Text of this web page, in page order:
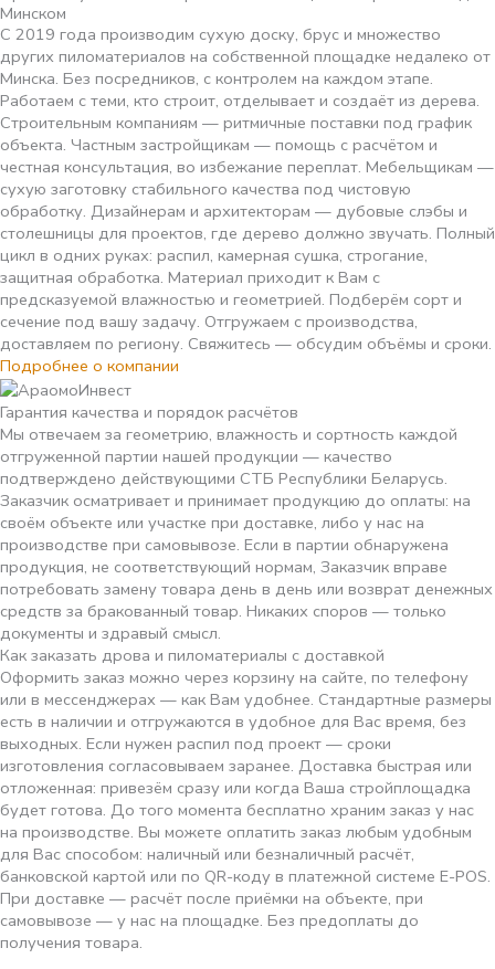
Минском
С 2019 года производим сухую доску, брус и множество
других пиломатериалов на собственной площадке недалеко от
Минска. Без посредников, с контролем на каждом этапе.
Работаем с теми, кто строит, отделывает и создаёт из дерева.
Строительным компаниям — ритмичные поставки под график
объекта. Частным застройщикам — помощь с расчётом и
честная консультация, во избежание переплат. Мебельщикам —
сухую заготовку стабильного качества под чистовую
обработку. Дизайнерам и архитекторам — дубовые слэбы и
столешницы для проектов, где дерево должно звучать. Полный
цикл в одних руках: распил, камерная сушка, строгание,
защитная обработка. Материал приходит к Вам с
предсказуемой влажностью и геометрией. Подберём сорт и
сечение под вашу задачу. Отгружаем с производства,
доставляем по региону. Свяжитесь — обсудим объёмы и сроки.
Подробнее о компании
Гарантия качества и порядок расчётов
Мы отвечаем за геометрию, влажность и сортность каждой
отгруженной партии нашей продукции — качество
подтверждено действующими СТБ Республики Беларусь.
Заказчик осматривает и принимает продукцию до оплаты: на
своём объекте или участке при доставке, либо у нас на
производстве при самовывозе. Если в партии обнаружена
продукция, не соответствующий нормам, Заказчик вправе
потребовать замену товара день в день или возврат денежных
средств за бракованный товар. Никаких споров — только
документы и здравый смысл.
Как заказать дрова и пиломатериалы с доставкой
Оформить заказ можно через корзину на сайте, по телефону
или в мессенджерах — как Вам удобнее. Стандартные размеры
есть в наличии и отгружаются в удобное для Вас время, без
выходных. Если нужен распил под проект — сроки
изготовления согласовываем заранее. Доставка быстрая или
отложенная: привезём сразу или когда Ваша стройплощадка
будет готова. До того момента бесплатно храним заказ у нас
на производстве. Вы можете оплатить заказ любым удобным
для Вас способом: наличный или безналичный расчёт,
банковской картой или по QR-коду в платежной системе E-POS.
При доставке — расчёт после приёмки на объекте, при
самовывозе — у нас на площадке. Без предоплаты до
получения товара.